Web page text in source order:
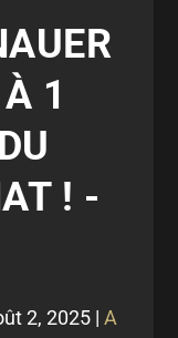
1
! -
2, 2025 | A